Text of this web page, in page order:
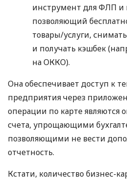
инструмент для ФЛП и
позволяющий
товары/услуги,
и получать кэшбек
на ОККО).
Она обеспечивает доступ к
предприятия через
операции по карте являются
счета, упрощающими
позволяющими не вести
отчетность.
Кстати, количество бизнес-